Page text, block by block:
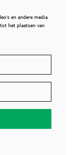
en andere media.
het plaatsen van